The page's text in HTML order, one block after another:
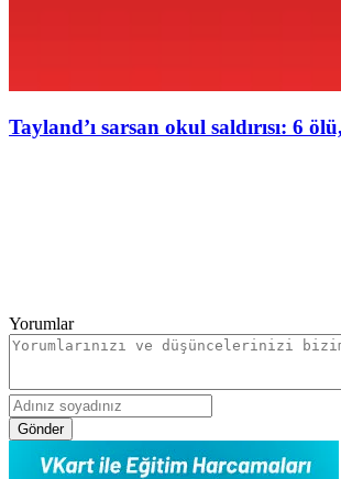
Tayland’ı sarsan okul saldırısı: 6
Yorumlar
Gönder